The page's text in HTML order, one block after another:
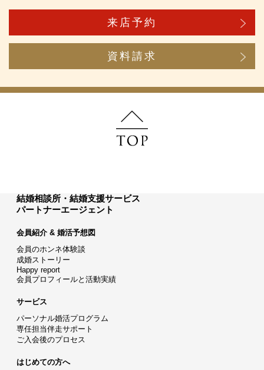
来店予約
資料請求
結婚相談所・結婚支援サービス
パートナーエージェント
会員紹介 & 婚活予想図
会員のホンネ体験談
成婚ストーリー
Happy report
会員プロフィールと活動実績
サービス
パーソナル婚活プログラム
専任担当伴走サポート
ご入会後のプロセス
はじめての方へ